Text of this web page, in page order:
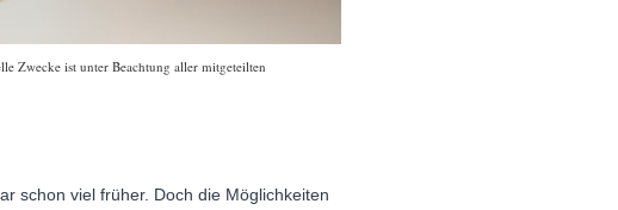
Zwecke ist unter Beachtung aller mitgeteilten
schon viel früher. Doch die Möglichkeiten